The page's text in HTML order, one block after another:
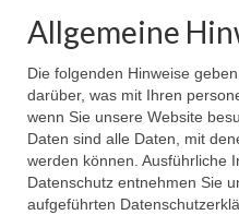
Kontakt
Allgemeine
Die folgenden Hinweise
darüber, was mit Ihren
wenn Sie unsere Website
Daten sind alle Daten, mit
werden können. Ausführliche
Datenschutz entnehmen Sie
aufgeführten